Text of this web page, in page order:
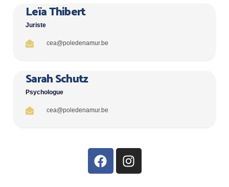
Leïa Thibert
Juriste
cea@poledenamur.be
Sarah Schutz
Psychologue
cea@poledenamur.be